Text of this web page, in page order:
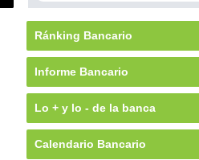
Ránking Bancario
Informe Bancario
Lo + y lo - de la banca
Calendario Bancario